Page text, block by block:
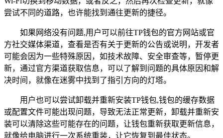
尝试不同的道路，也许能找到通往更新的捷径。
如果网络没有问题,用户可以前往TP钱包的官方网站或官
方社交媒体渠道，查看是否有关于更新的公告或说明，开发者
可能会因为一些特殊原因，如技术故障、安全审查等，暂停更
新，通过官方渠道获取信息，可以了解到问题的具体原因和解
决时间，就像在迷雾中找到了指引方向的灯塔。
用户也可以尝试卸载并重新安装TP钱包,钱包的缓存数据
或配置文件可能出现问题，导致无法正常更新，卸载并重新安
装可以清除这些可能存在的问题，让钱包重新获取更新信息，
就像给电脑进行一次系统重装，让它恢复到最佳状态。